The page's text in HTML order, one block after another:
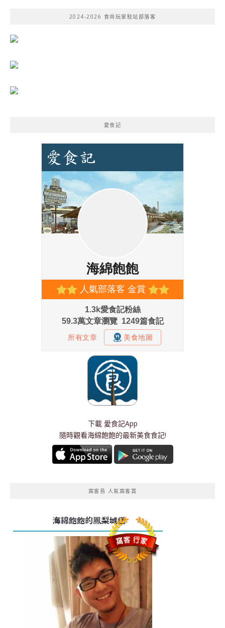
2024-2026 食尚玩家駐站部落客
愛食記
下載 愛食記App
隨時觀看海綿飽飽的最新美食食記!
窩客島 人氣窩客賞